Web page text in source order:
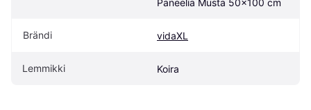
Brändi vidaXL
Lemmikki Koira